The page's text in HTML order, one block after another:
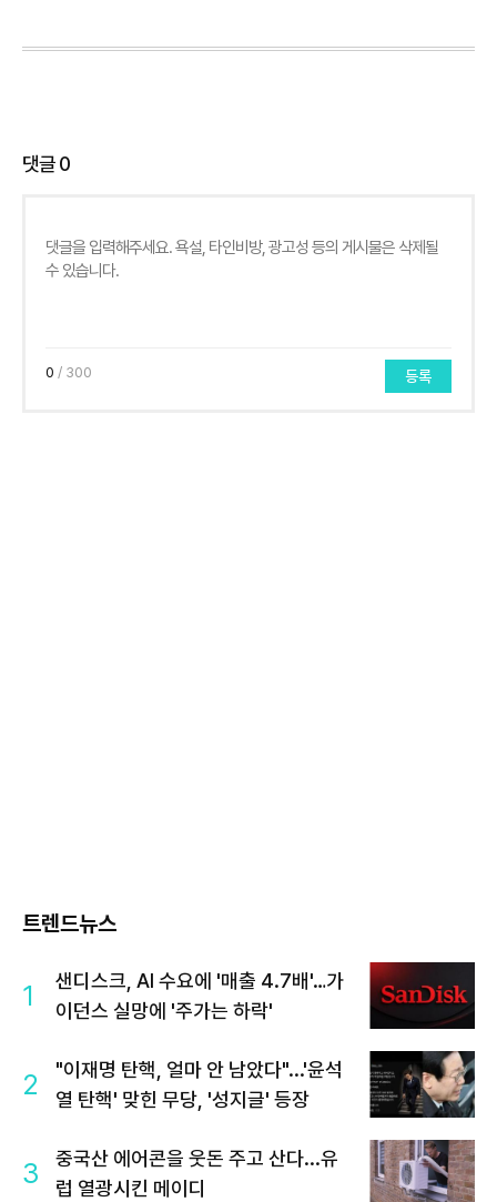
댓글0
0 / 300 등록
트렌드뉴스
1
샌디스크, AI 수요에 '매출 4.7배'…가
이던스 실망에 '주가는 하락'
2
"이재명 탄핵, 얼마 안 남았다"...'윤석
열 탄핵' 맞힌 무당, '성지글' 등장
3
중국산 에어콘을 웃돈 주고 산다...유
럽 열광시킨 메이디